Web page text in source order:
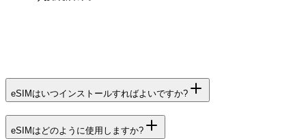
eSIMはいつインストールすればよいですか?
eSIMはどのように使用しますか?